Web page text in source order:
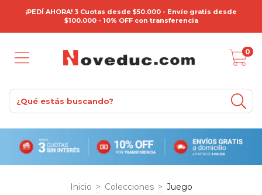
¡PEDÍ AHORA! 3 Cuotas desde $50.000 - Envío gratis desde
$100.000 - 10% OFF con transferencia
0
Inicio > Colecciones > Juego